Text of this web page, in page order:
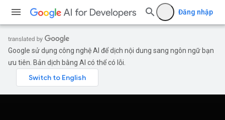
Đăng nhập
Google sử dụng công nghệ AI để dịch nội dung sang ngôn ngữ bạn
ưu tiên. Bản dịch bằng AI có thể có lỗi.